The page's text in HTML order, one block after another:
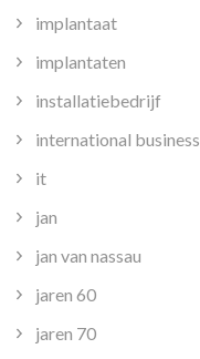
implantaat
implantaten
installatiebedrijf
international business
it
jan
jan van nassau
jaren 60
jaren 70